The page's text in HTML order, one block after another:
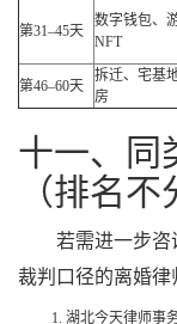
第31–45天
数字钱包、
NFT
第46–60天
拆迁、宅基
房
十一、同
（排名不
若需进一步咨
裁判口径的离婚律
湖北今天律师事